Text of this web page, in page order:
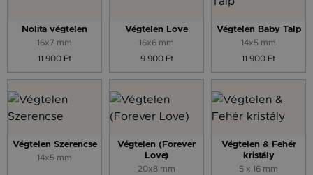
Nolita végtelen
16x7 mm
11 900 Ft
Végtelen Love
16x6 mm
9 900 Ft
Végtelen Baby Talp
14x5 mm
11 900 Ft
Végtelen Szerencse
14x5 mm
Végtelen (Forever
Love)
20x8 mm
Végtelen & Fehér
kristály
5 x 16 mm